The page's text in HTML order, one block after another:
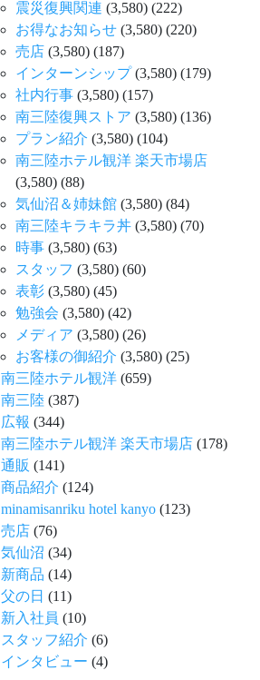
震災復興関連 (3,580) (222)
お得なお知らせ (3,580) (220)
売店 (3,580) (187)
インターンシップ(3,580) (179)
社内行事 (3,580) (157)
南三陸復興ストア (3,580) (136)
プラン紹介 (3,580) (104)
南三陸ホテル観洋 楽天市場店
(3,580) (88)
気仙沼＆姉妹館 (3,580) (84)
南三陸キラキラ丼 (3,580) (70)
時事 (3,580) (63)
スタッフ (3,580) (60)
表彰 (3,580) (45)
勉強会 (3,580) (42)
メディア (3,580) (26)
お客様の御紹介 (3,580) (25)
南三陸ホテル観洋 (659)
南三陸 (387)
広報 (344)
南三陸ホテル観洋 楽天市場店 (178)
通販 (141)
商品紹介 (124)
minamisanriku hotel kanyo (123)
売店 (76)
気仙沼 (34)
新商品 (14)
父の日 (11)
新入社員 (10)
スタッフ紹介 (6)
インタビュー (4)